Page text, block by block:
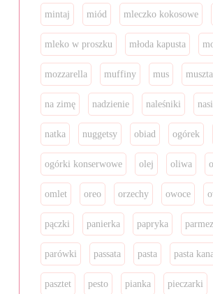
mintaj miód mleczko kokosowe
mleko w proszku młoda kapusta
mozzarella muffiny mus
na zimę nadzienie naleśniki
natka nuggetsy obiad ogórek
ogórki konserwowe olej oliwa
omlet oreo orzechy owoce
pączki panierka papryka
parówki passata pasta pasta
pasztet pesto pianka pieczarki